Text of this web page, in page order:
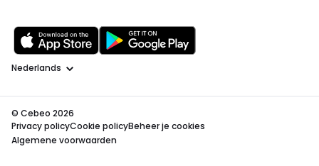
Taal
© Cebeo 2026
Privacy policyCookie policyBeheer je cookies
Algemene voorwaarden